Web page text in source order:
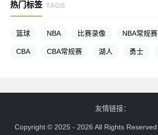
热门标签 TAGS
篮球 NBA 比赛录像 NBA常规赛
CBA CBA常规赛 湖人 勇士
友情链接：
Copyright © 2025 - 2026 All Rights Reserved